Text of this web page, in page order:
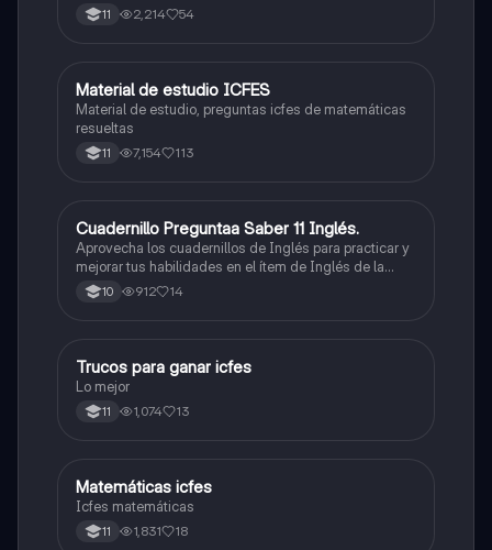
11 2,214 54
ICFES: Matemáticas
Material de estudio ICFES
Material de estudio, preguntas icfes de matemáticas
resueltas
11 7,154 113
ICFES: Inglés
Cuadernillo Preguntaa Saber 11 Inglés.
Aprovecha los cuadernillos de Inglés para practicar y
mejorar tus habilidades en el ítem de Inglés de la
Prueba Saber 11. 🫡
10 912 14
Química
Trucos para ganar icfes
Lo mejor
11 1,074 13
ICFES: Matemáticas
Matemáticas icfes
Icfes matemáticas
11 1,831 18